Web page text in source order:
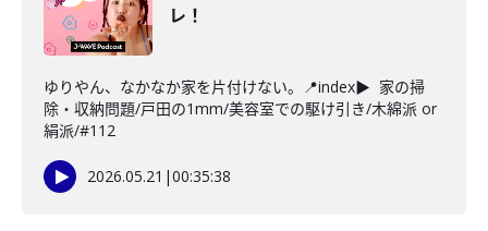
レ！
ゆりやん、なかなか家を片付けない。📍index▶ 家の掃
除・収納問題/戸田の1mm/美容室での駆け引き/木綿派 or
絹派/#112
2026.05.21 |00:35:38